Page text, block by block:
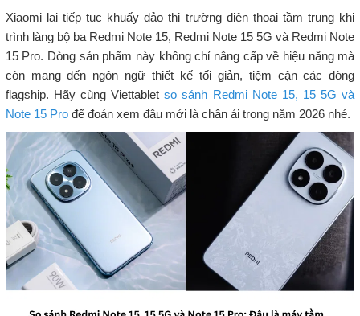
Xiaomi lại tiếp tục khuấy đảo thị trường điện thoại tầm trung khi
trình làng bộ ba Redmi Note 15, Redmi Note 15 5G và Redmi Note
15 Pro. Dòng sản phẩm này không chỉ nâng cấp về hiệu năng mà
còn mang đến ngôn ngữ thiết kế tối giản, tiệm cận các dòng
flagship. Hãy cùng Viettabletso sánh Redmi Note 15, 15 5G và
Note 15 Prođể đoán xem đâu mới là chân ái trong năm 2026 nhé.